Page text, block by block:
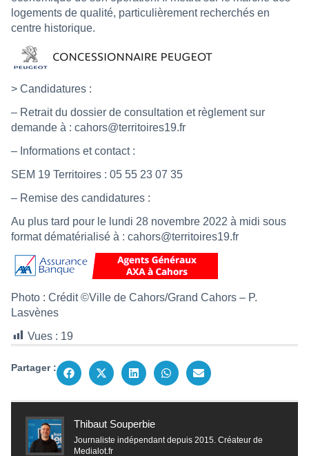
logements de qualité, particulièrement recherchés en
centre historique.
> Candidatures :
– Retrait du dossier de consultation et règlement sur
demande à : cahors@territoires19.fr
– Informations et contact :
SEM 19 Territoires : 05 55 23 07 35
– Remise des candidatures :
Au plus tard pour le lundi 28 novembre 2022 à midi sous
format dématérialisé à : cahors@territoires19.fr
Photo : Crédit ©Ville de Cahors/Grand Cahors – P.
Lasvènes
Vues : 19
Partager :
Thibaut Souperbie
Journaliste indépendant depuis 2015. Créateur de
Medialot.fr